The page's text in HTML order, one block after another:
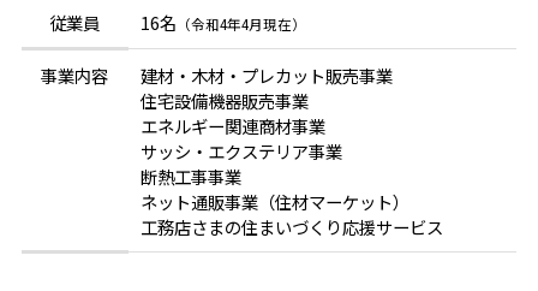
従業員 16名 （令和4年4月現在）
事業内容
建材・木材・プレカット販売事業
住宅設備機器販売事業
エネルギー関連商材事業
サッシ・エクステリア事業
断熱工事事業
ネット通販事業（住材マーケット）
工務店さまの住まいづくり応援サービス